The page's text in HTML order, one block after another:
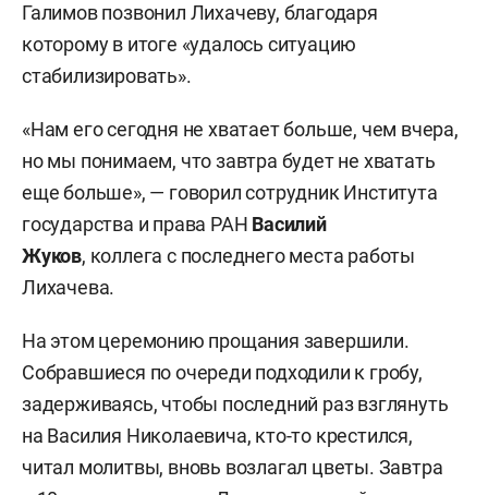
Галимов позвонил Лихачеву, благодаря
которому в итоге «удалось ситуацию
стабилизировать».
«Нам его сегодня не хватает больше, чем вчера,
но мы понимаем, что завтра будет не хватать
еще больше», — говорил сотрудник Института
государства и права РАН Василий
Жуков, коллега с последнего места работы
Лихачева.
На этом церемонию прощания завершили.
Собравшиеся по очереди подходили к гробу,
задерживаясь, чтобы последний раз взглянуть
на Василия Николаевича, кто-то крестился,
читал молитвы, вновь возлагал цветы. Завтра